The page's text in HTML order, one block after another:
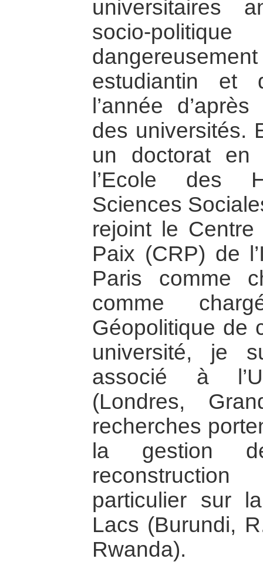
universitaires
socio-
estudiantin et
l’année
des universités.
un doctorat en
l’Ecole des
Sciences
rejoint le
Paix (CRP) de
Paris comme
comme
Géopolitique de
université, je
associé à
(Londres,
recherches
la gestion
particulier sur
Lacs (Burundi,
Rwanda).